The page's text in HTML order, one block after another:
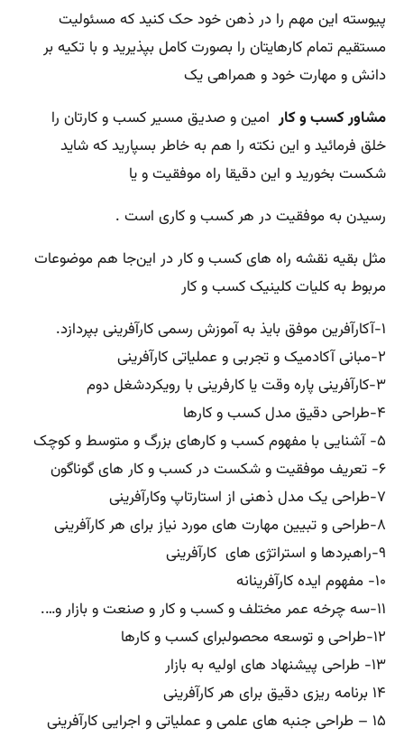
پیوسته این مهم را در ذهن خود حک کنید که مسئولیت
مستقیم تمام کارهایتان را بصورت کامل بپذیرید و با تکیه بر
دانش و مهارت خود و همراهی یک
مشاور کسب و کارامین و صدیق مسیر کسب و کارتان را
خلق فرمائید و این نکته را هم به خاطر بسپارید که شاید
شکست بخورید و این دقیقا راه موفقیت و یا
رسیدن به موفقیت در هر کسب و کاری است .
مثل بقیه نقشه راه های کسب و کار در این‌جا هم موضوعات
مربوط به کلیات کلینیک کسب و کار
۱-آکارآفرین موفق بایذ به آموزش رسمی کارآفرینی بپردازد.
۲-مبانی آکادمیک و تجربی و عملیاتی کارآفرینی
۳-کارآفرینی پاره وقت یا کارفرینی با رویکردشغل دوم
۴-طراحی دقیق مدل کسب و کارها
۵- آشنایی با مفهوم کسب و کارهای بزرگ و متوسط و کوچک
۶- تعریف موفقیت و شکست در کسب و کار های گوناگون
۷-طراحی یک مدل ذهنی از استارتاپ وکارآفرینی
۸-طراحی و تبیین مهارت های مورد نیاز برای هر کارآفرینی
۹-راهبردها و استراتژی های کارآفرینی
۱۰- مفهوم ایده کارآفرینانه
۱۱-سه چرخه عمر مختلف و کسب و کار و صنعت و بازار و….
۱۲-طراحی و توسعه محصولبرای کسب و کارها
۱۳- طراحی پیشنهاد های اولیه به بازار
۱۴ برنامه ریزی دقیق برای هر کارآفرینی
۱۵ – طراحی جنبه های علمی و عملیاتی و اجرایی کارآفرینی